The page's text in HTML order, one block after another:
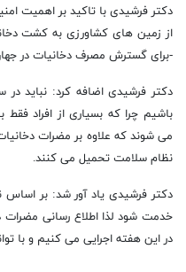
دکتر فرشیدی با تاکید بر اهمیت
از زمین های کشاورزی به کشت
-برای گسترش مصرف دخانیات در
دکتر فرشیدی اضافه کرد: نباید در
باشیم چرا که بسیاری از افراد
می شوند که علاوه بر مضرات
نظام سلامت تحمیل می کنند.
دکتر فرشیدی یاد آور شد: بر اساس
خدمت شود لذا اطلاع رسانی مضرات
در این هفته اجرایی می کنیم و با